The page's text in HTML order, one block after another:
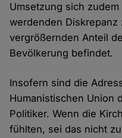
Umsetzung sich
werdenden Diskrepanz
vergrößernden Anteil
Bevölkerung befindet.
Insofern sind die
Humanistischen Union
Politiker. Wenn die
fühlten, sei das nicht